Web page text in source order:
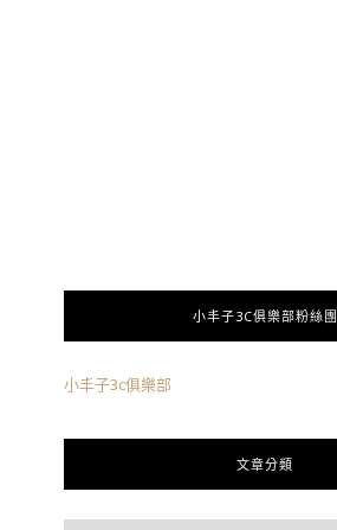
小丰子3C俱樂部粉絲團
小丰子3c俱樂部
文章分類